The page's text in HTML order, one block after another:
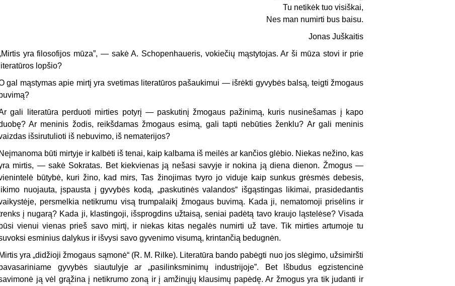
Tu netikėk tuo visiškai,
Nes man numirti bus baisu.
Jonas Juškaitis
Mirtis yra filosofijos mūza”, — sakė A. Schopenhaueris, vokiečių mąstytojas. Ar ši mūza stovi ir prie
literatūros lopšio?
gal mąstymas apie mirtį yra svetimas literatūros pašaukimui — išrėkti gyvybės balsą, teigti žmogaus
buvimą?
gali literatūra perduoti mirties potyrį — paskutinį žmogaus pažinimą, kuris nusinešamas į kapo
Ar meninis žodis, reikšdamas žmogaus esimą, gali tapti nebūties ženklu? Ar gali meninis
išsirutulioti iš nebuvimo, iš nematerijos?
Neįmanoma būti mirtyje ir kalbėti iš tenai, kaip kalbama iš meilės ar kančios glėbio. Niekas nežino, kas
mirtis, — sakė Sokratas. Bet kiekvienas ją nešasi savyje ir nokina ją diena dienon. Žmogus —
būtybė, kuri žino, kad mirs, Tas žinojimas tvyro jo viduje kaip sunkus grėsmės debesis,
likimo nuojauta, įspausta į gyvybės kodą, „paskutinės valandos“ išgąstingas likimai, prasidedantis
persmelkia netikrumu visą trumpalaikį žmogaus buvimą. Kada ji, nematomoji prisėlins ir
į nugarą? Kada ji, klastingoji, išsprogdins užtaisą, seniai padėtą tavo kraujo ląstelėse? Visada
būsi vienui vienas prieš savo mirtį, ir niekas kitas negalės numirti už tave. Tik mirties artumoje tu
esminius dalykus ir išvysi savo gyvenimo visumą, krintančią bedugnėn.
Mirtis yra „didžioji žmogaus sąmonė“ (R. M. Rilke). Literatūra bando pabėgti nuo jos slėgimo, užsimiršti
gyvybės siautulyje ar „pasilinksminimų industrijoje”. Bet lšbudus egzistencinė
ją vėl grąžina į netikrumo zoną ir į amžinųjų klausimų papėdę. Ar žmogus yra tik judanti ir